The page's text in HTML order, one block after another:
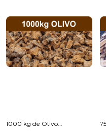
1000 kg de Olivo...